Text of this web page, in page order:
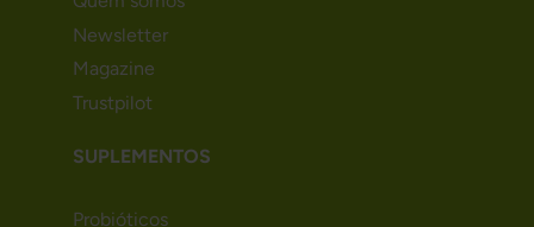
Newsletter
Magazine
Trustpilot
SUPLEMENTOS
Probióticos